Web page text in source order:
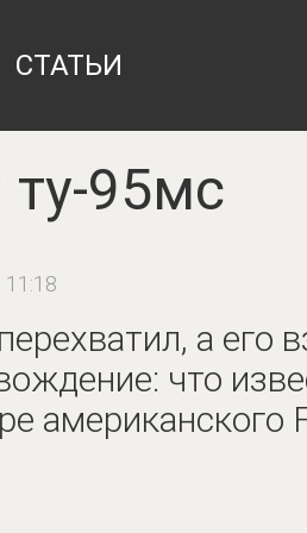
СТАТЬИ
ту-95мс
11:18
а его
что
американского